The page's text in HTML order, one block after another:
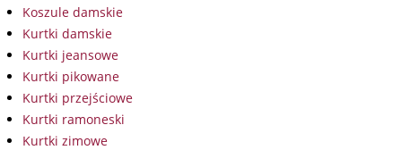
Koszule damskie
Kurtki damskie
Kurtki jeansowe
Kurtki pikowane
Kurtki przejściowe
Kurtki ramoneski
Kurtki zimowe